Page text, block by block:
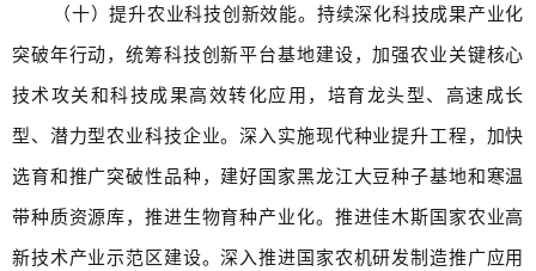
（十）提升农业科技创新效能。持续深化科技成果产业化
突破年行动，统筹科技创新平台基地建设，加强农业关键核心
技术攻关和科技成果高效转化应用，培育龙头型、高速成长
型、潜力型农业科技企业。深入实施现代种业提升工程，加快
选育和推广突破性品种，建好国家黑龙江大豆种子基地和寒温
带种质资源库，推进生物育种产业化。推进佳木斯国家农业高
新技术产业示范区建设。深入推进国家农机研发制造推广应用